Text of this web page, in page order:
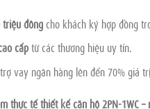
đồngcho khách ký hợp đồng
cấptừ các thương hiệu uy tín.
vay ngân hàng lên đến 70% giá
thực tế thiết kế căn hộ 2PN-1WC